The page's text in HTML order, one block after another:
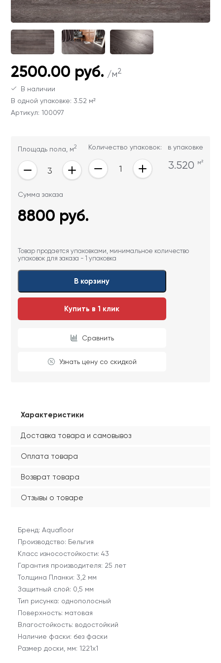
ОТПРАВИТЬ
Ваши данные не будут переданы третьим
Ваши данные не будут переданы третьим
лицам
Ваши данные не будут переданы третьим
лицам
2500.00 руб. /м2
В наличии
В одной упаковке: 3.52 м²
Артикул: 100097
Площадь пола, м2 Количество упаковок: в упаковке
3.520 м²
Сумма заказа
8800 руб.
Товар продается упаковками, минимальное количество
упаковок для заказа - 1 упаковка
В корзину
Купить в 1 клик
Сравнить
Узнать цену со скидкой
Характеристики
Доставка товара и самовывоз
Оплата товара
Возврат товара
Отзывы о товаре
Бренд: Aquafloor
Производство: Бельгия
Класс износостойкости: 43
Гарантия производителя: 25 лет
Толщина Планки: 3,2 мм
Защитный слой: 0,5 мм
Тип рисунка: однополосный
Поверхность: матовая
Влагостойкость: водостойкий
Наличие фаски: без фаски
Размер доски, мм: 1221x1